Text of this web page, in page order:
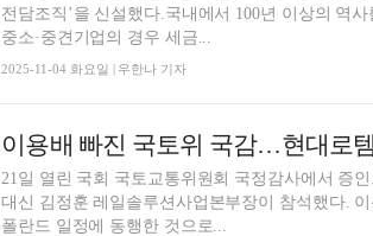
전담조직’을 신설했다.국내에서 100년 이상의 역
중소·중견기업의 경우 세금...
2025-11-04 화요일 | 우한나 기자
21일 열린 국회 국토교통위원회 국정감사에서 증
대신 김정훈 레일솔루션사업본부장이 참석했다.
폴란드 일정에 동행한 것으로...